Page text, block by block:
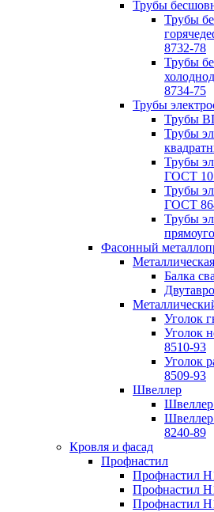
Трубы
Трубы
8732-78
Трубы
8734-75
Трубы
Трубы
Трубы
Трубы
ГОСТ
Трубы
ГОСТ
Трубы
Фасонный
Балка
Уголок
Уголок
8510-93
Уголок
8509-93
Швеллер
8240-89
Кровля и фасад
Профнастил
Профнастил
Профнастил
Профнастил